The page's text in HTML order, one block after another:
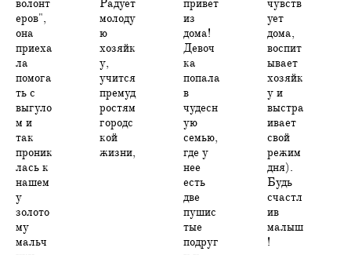
волонт
еров",
она
приеха
ла
помога
ть с
выгуло
м и
так
проник
лась к
нашем
у
золото
му
мальч
Радует
молоду
ю
хозяйк
у,
учится
премуд
ростям
городс
кой
жизни,
привет
из
дома!
Девоч
ка
попала
в
чудесн
ую
семью,
где у
нее
есть
две
пушис
тые
подруг
чувств
ует
дома,
воспит
ывает
хозяйк
у и
выстра
ивает
свой
режим
дня).
Будь
счастл
ив
малыш
!